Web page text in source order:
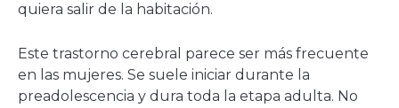
quiera salir de la habitación.
Este trastorno cerebral parece ser más frecuente
en las mujeres. Se suele iniciar durante la
preadolescencia y dura toda la etapa adulta. No